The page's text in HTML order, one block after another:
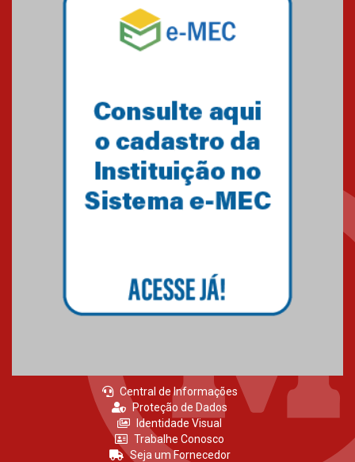
Pós-Asco: evento do HUEM
debate novidades sobre
estudos e tratamentos contra
o câncer
MackPesquisa 2026 prorroga
inscrições até 14 de agosto
15.06.2026
Central de Informações
Proteção de Dados
Identidade Visual
Trabalhe Conosco
Seja um Fornecedor